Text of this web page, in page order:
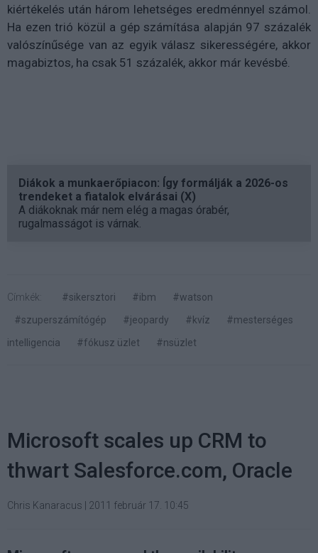
kiértékelés után három lehetséges eredménnyel számol.
Ha ezen trió közül a gép számítása alapján 97 százalék
valószínűsége van az egyik válasz sikerességére, akkor
magabiztos, ha csak 51 százalék, akkor már kevésbé.
Diákok a munkaerőpiacon: Így formálják a 2026-os
trendeket a fiatalok elvárásai (X)
A diákoknak már nem elég a magas órabér,
rugalmasságot is várnak.
Címkék: #sikersztori #ibm
#watson
#szuperszámítógép
#jeopardy #kvíz
#mesterséges
intelligencia
#fókusz üzlet #nsüzlet
Microsoft scales up CRM to
thwart Salesforce.com, Oracle
Chris Kanaracus 2011 február 17. 10:45